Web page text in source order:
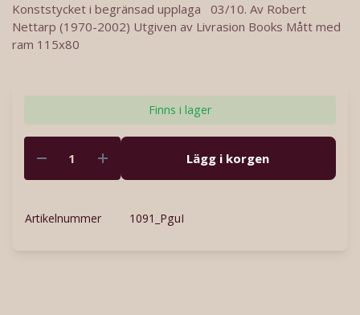
Konststycket i begränsad upplaga 03/10. Av Robert
Nettarp (1970-2002) Utgiven av Livrasion Books Mått med
ram 115x80
Finns i lager
Lägg i korgen
Artikelnummer 1091_PguI